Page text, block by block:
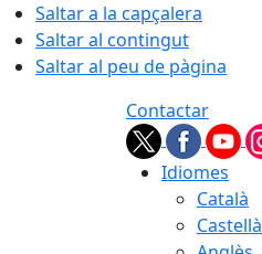
Saltar a la capçalera
Saltar al contingut
Saltar al peu de pàgina
Contactar
Idiomes
Català
Castellà